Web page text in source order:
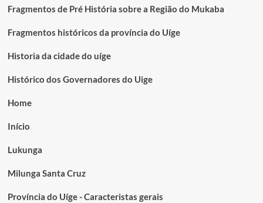
Fragmentos de Pré História sobre a Região do Mukaba
Fragmentos históricos da província do Uíge
Historia da cidade do uíge
Histórico dos Governadores do Uige
Home
Início
Lukunga
Milunga Santa Cruz
Província do Uíge - Caracteristas gerais